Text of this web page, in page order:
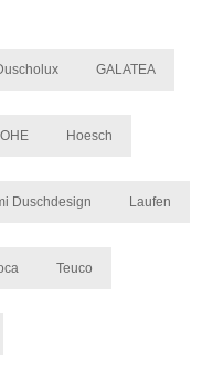
GALATEA
Hoesch
Duschdesign Laufen
Teuco